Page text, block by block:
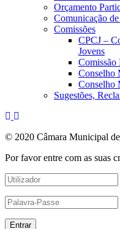
Orçamento
Comunicação
Comissões
CPCJ –
Jovens
Conselho
Conselho
Sugestões,
© 2020 Câmara Municipal
Por favor entre com as suas